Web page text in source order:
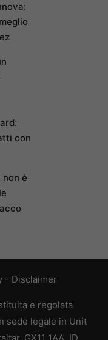
con
è
- Disclaimer
e regolata
sede legale in Unit